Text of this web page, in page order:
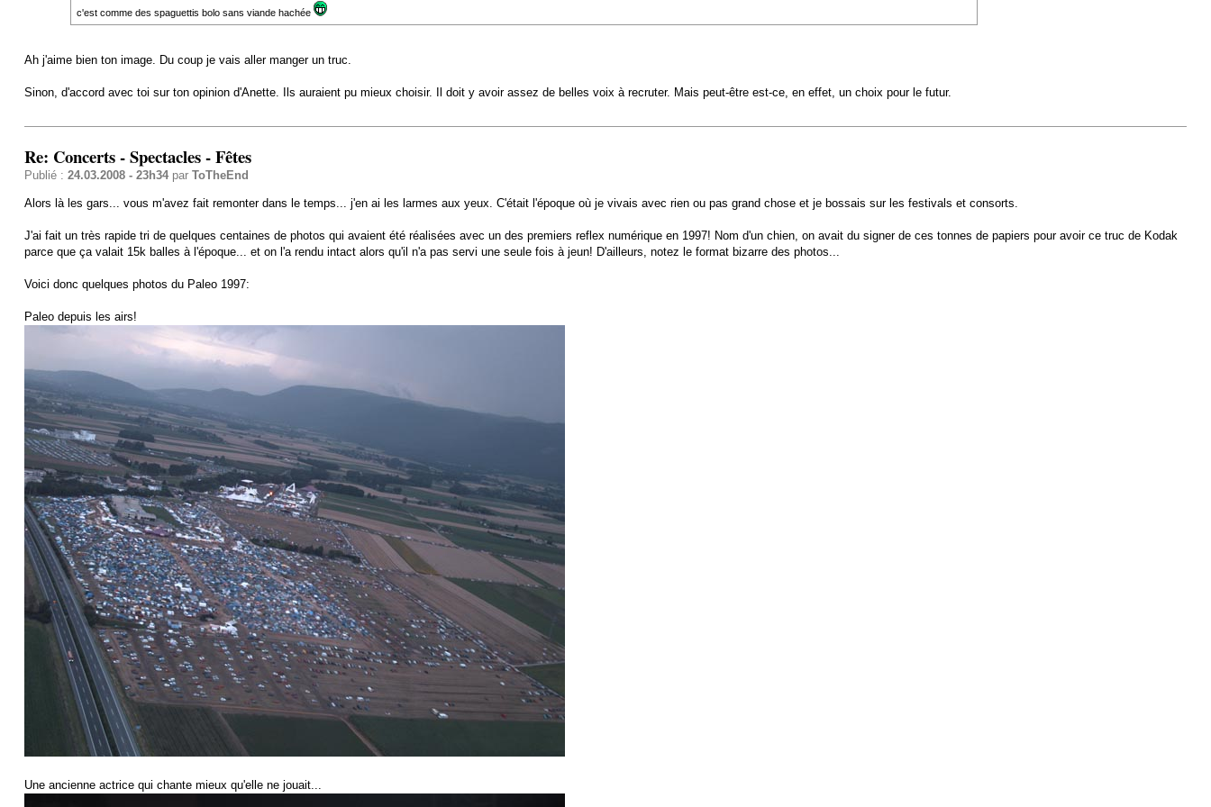
c'est comme des spaguettis bolo sans viande hachée
Ah j'aime bien ton image. Du coup je vais aller manger un truc.
Sinon, d'accord avec toi sur ton opinion d'Anette. Ils auraient pu mieux choisir. Il doit y avoir assez de belles voix à recruter. Mais peut-être est-ce, en effet, un choix pour le futur.
Re: Concerts - Spectacles - Fêtes
Publié : 24.03.2008 - 23h34par ToTheEnd
Alors là les gars... vous m'avez fait remonter dans le temps... j'en ai les larmes aux yeux. C'était l'époque où je vivais avec rien ou pas grand chose et je bossais sur les festivals et consorts.
J'ai fait un très rapide tri de quelques centaines de photos qui avaient été réalisées avec un des premiers reflex numérique en 1997! Nom d'un chien, on avait du signer de ces tonnes de papiers pour avoir ce truc de Kodak
parce que ça valait 15k balles à l'époque... et on l'a rendu intact alors qu'il n'a pas servi une seule fois à jeun! D'ailleurs, notez le format bizarre des photos...
Voici donc quelques photos du Paleo 1997:
Paleo depuis les airs!
Une ancienne actrice qui chante mieux qu'elle ne jouait...